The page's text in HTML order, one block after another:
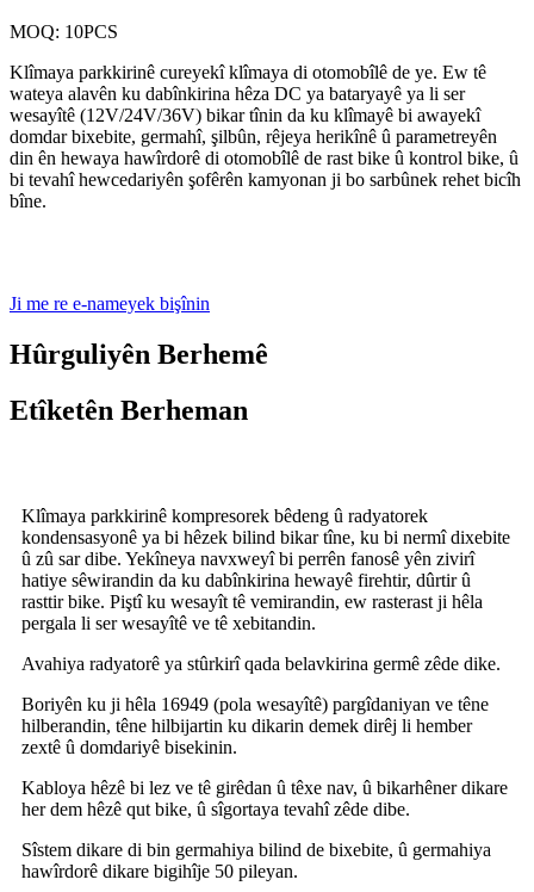
MOQ: 10PCS
Klîmaya parkkirinê cureyekî klîmaya di otomobîlê de ye. Ew tê
wateya alavên ku dabînkirina hêza DC ya bataryayê ya li ser
wesayîtê (12V/24V/36V) bikar tînin da ku klîmayê bi awayekî
domdar bixebite, germahî, şilbûn, rêjeya herikînê û parametreyên
din ên hewaya hawîrdorê di otomobîlê de rast bike û kontrol bike, û
bi tevahî hewcedariyên şofêrên kamyonan ji bo sarbûnek rehet bicîh
bîne.
Ji me re e-nameyek bişînin
Hûrguliyên Berhemê
Etîketên Berheman
Klîmaya parkkirinê kompresorek bêdeng û radyatorek
kondensasyonê ya bi hêzek bilind bikar tîne, ku bi nermî dixebite
û zû sar dibe. Yekîneya navxweyî bi perrên fanosê yên zivirî
hatiye sêwirandin da ku dabînkirina hewayê firehtir, dûrtir û
rasttir bike. Piştî ku wesayît tê vemirandin, ew rasterast ji hêla
pergala li ser wesayîtê ve tê xebitandin.
Avahiya radyatorê ya stûrkirî qada belavkirina germê zêde dike.
Boriyên ku ji hêla 16949 (pola wesayîtê) pargîdaniyan ve têne
hilberandin, têne hilbijartin ku dikarin demek dirêj li hember
zextê û domdariyê bisekinin.
Kabloya hêzê bi lez ve tê girêdan û têxe nav, û bikarhêner dikare
her dem hêzê qut bike, û sîgortaya tevahî zêde dibe.
Sîstem dikare di bin germahiya bilind de bixebite, û germahiya
hawîrdorê dikare bigihîje 50 pileyan.